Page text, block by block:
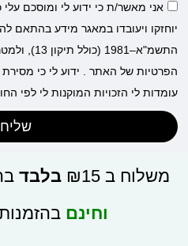
אני מאשר/ת כי ידוע לי ומוסכם
יוחזקו ויעובדו במאגר מידע בהתאם
התשמ"א–1981
הפרטיות של האתר . ידוע לי כי מסירת
עומדות לי הזכויות המוקנות לי לפי
משלוח ב ₪15 בלבד
וחינם בהזמנות